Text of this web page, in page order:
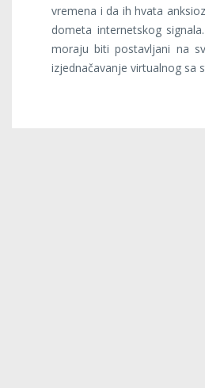
vremena i da ih hvata
dometa internetskog
moraju biti postavljani na
izjednačavanje virtualnog sa